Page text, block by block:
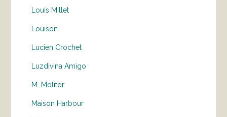
Louis Millet
Louison
Lucien Crochet
Luzdivina Amigo
M. Molitor
Maison Harbour